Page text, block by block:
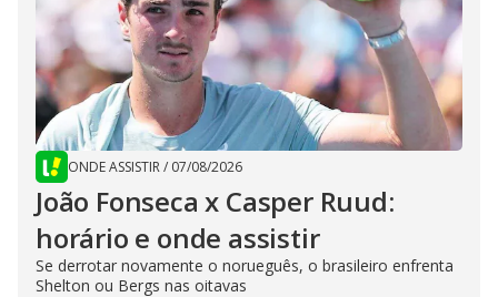
ONDE ASSISTIR/ 07/08/2026
João Fonseca x Casper Ruud:
horário e onde assistir
Se derrotar novamente o norueguês, o brasileiro enfrenta
Shelton ou Bergs nas oitavas